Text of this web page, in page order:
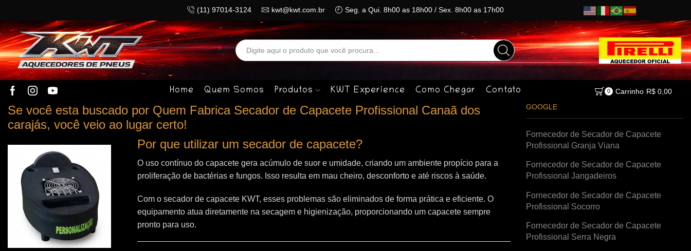
(11) 97014-3124 kwt@kwt.com.br Seg. a Qui. 8h00 as 18h00 / Sex. 8h00 as 17h00
Search
input
Home Quem Somos Produtos KWT Experience Como Chegar Contato 0 Carrinho R$0,00
Se você esta buscado por Quem Fabrica Secador de Capacete Profissional Canaã dos
carajás, você veio ao lugar certo!
Por que utilizar um secador de capacete?
O uso contínuo do capacete gera acúmulo de suor e umidade, criando um ambiente propício para a
proliferação de bactérias e fungos. Isso resulta em mau cheiro, desconforto e até riscos à saúde.
Com o secador de capacete KWT, esses problemas são eliminados de forma prática e eficiente. O
equipamento atua diretamente na secagem e higienização, proporcionando um capacete sempre
pronto para uso.
GOOGLE
Fornecedor de Secador de Capacete
Profissional Granja Viana
Fornecedor de Secador de Capacete
Profissional Jangadeiros
Fornecedor de Secador de Capacete
Profissional Socorro
Fornecedor de Secador de Capacete
Profissional Serra Negra